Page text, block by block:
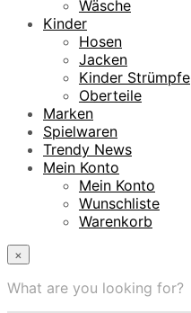
Wäsche
Kinder
Hosen
Jacken
Kinder Strümpfe
Oberteile
Marken
Spielwaren
Trendy News
Mein Konto
Mein Konto
Wunschliste
Warenkorb
×
What are you looking for?